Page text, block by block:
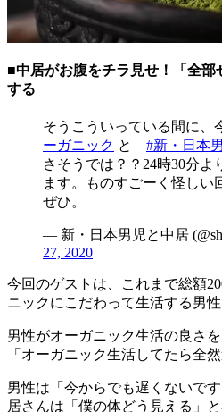
■中居がお腹をチラ見せ！「全
する
そうこういっている間に、
ーガニック と #新・日本
さそうでは？？24時30分よ
ます。ものすごーく怪しい
ぜひ。
— 新・日本男児と中居
27, 2020
今回のゲストは、これまで総額
ニックにこだわって生活する男性
男性がオーガニック生活の良さ
「オーガニック生活してたら全
男性は「今からでも遅くないで
居さんは「僕の体どう見える」